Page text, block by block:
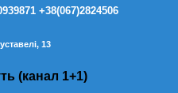
+38(067)2824506
Руставелі, 13
(канал 1+1)